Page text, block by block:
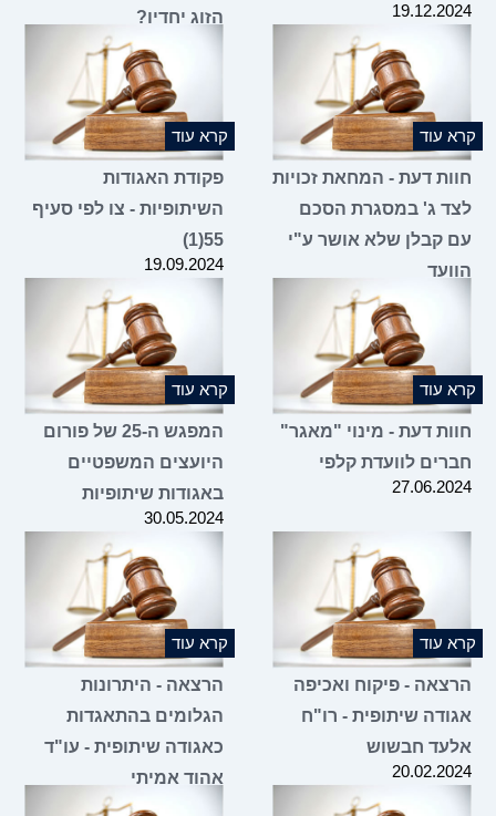
19.12.2024
הזוג יחדיו?
קרא עוד
חוות דעת - המחאת זכויות
לצד ג' במסגרת הסכם
עם קבלן שלא אושר ע"י
הוועד
קרא עוד
פקודת האגודות
השיתופיות - צו לפי סעיף
55(1)
19.09.2024
קרא עוד
חוות דעת - מינוי "מאגר"
חברים לוועדת קלפי
27.06.2024
קרא עוד
המפגש ה-25 של פורום
היועצים המשפטיים
באגודות שיתופיות
30.05.2024
קרא עוד
הרצאה - פיקוח ואכיפה
אגודה שיתופית - רו"ח
אלעד חבשוש
20.02.2024
קרא עוד
הרצאה - היתרונות
הגלומים בהתאגדות
כאגודה שיתופית - עו"ד
אהוד אמיתי